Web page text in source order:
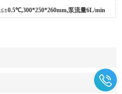
≤±0.5℃,300*250*260mm,泵流量6L/min